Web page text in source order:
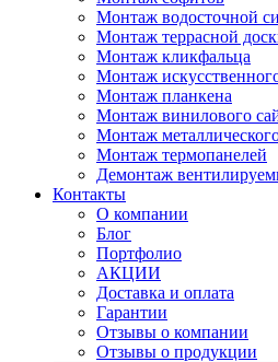
Монтаж водосточной
Монтаж террасной
Монтаж кликфальца
Монтаж
Монтаж планкена
Монтаж винилового
Монтаж
Монтаж термопанелей
Демонтаж
Контакты
О компании
Блог
Портфолио
АКЦИИ
Доставка и оплата
Гарантии
Отзывы о компании
Отзывы о продукции